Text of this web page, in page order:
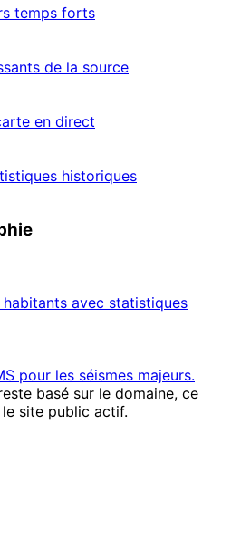
temps forts
de la source
en direct
historiques
avec statistiques
pour les séismes majeurs.
basé sur le domaine, ce
site public actif.